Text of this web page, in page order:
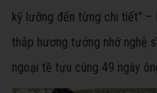
kỹ lưỡng đến từng chi tiết" –
thắp hương tưởng nhớ nghệ
ngoại tề tựu cúng 49 ngày